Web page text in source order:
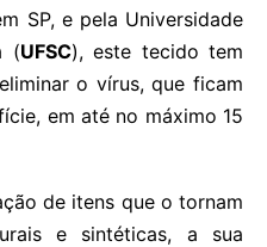
SP, e pela Universidade
(UFSC), este tecido tem
o vírus, que ficam
em até no máximo 15
de itens que o tornam
e sintéticas, a sua